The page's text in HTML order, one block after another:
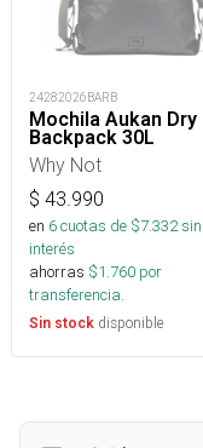
24282026BARB
Mochila Aukan Dry
Backpack 30L
Why Not
$ 43.990
en 6cuotas de $7.332sin
interés
ahorras $1.760 por
transferencia.
Sin stock disponible